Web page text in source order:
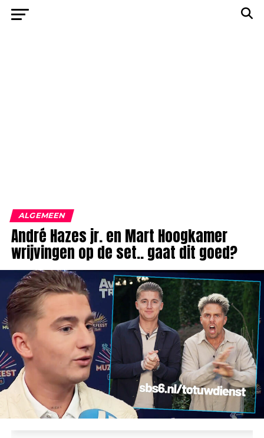
ALGEMEEN
André Hazes jr. en Mart Hoogkamer
wrijvingen op de set.. gaat dit goed?